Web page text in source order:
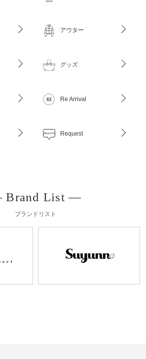
アウター
グッズ
Re Arrival
Request
List ―
ブランドリスト